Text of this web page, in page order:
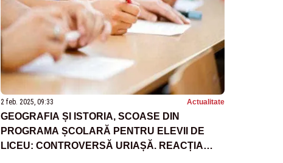
2 feb. 2025, 09:33 Actualitate
GEOGRAFIA ȘI ISTORIA, SCOASE DIN
PROGRAMA ȘCOLARĂ PENTRU ELEVII DE
LICEU: CONTROVERSĂ URIAȘĂ. REACȚIA